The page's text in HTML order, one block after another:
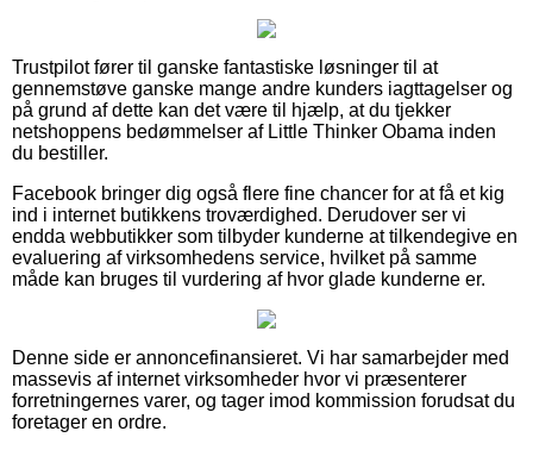
Trustpilot fører til ganske fantastiske løsninger til at
gennemstøve ganske mange andre kunders iagttagelser og
på grund af dette kan det være til hjælp, at du tjekker
netshoppens bedømmelser af Little Thinker Obama inden
du bestiller.
Facebook bringer dig også flere fine chancer for at få et kig
ind i internet butikkens troværdighed. Derudover ser vi
endda webbutikker som tilbyder kunderne at tilkendegive en
evaluering af virksomhedens service, hvilket på samme
måde kan bruges til vurdering af hvor glade kunderne er.
Denne side er annoncefinansieret. Vi har samarbejder med
massevis af internet virksomheder hvor vi præsenterer
forretningernes varer, og tager imod kommission forudsat du
foretager en ordre.